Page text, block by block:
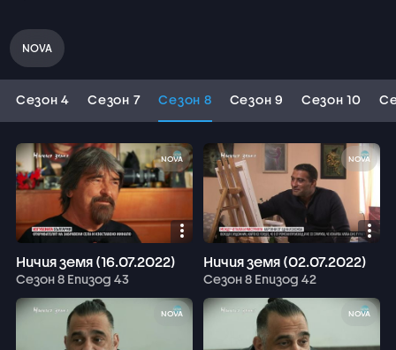
NOVA
Сезон 4 Сезон 7 Сезон 8 Сезон 9 Сезон 10
NOVA
Ничия земя (16.07.2022)
Сезон 8 Епизод 43
NOVA
Ничия земя (02.07.2022)
Сезон 8 Епизод 42
NOVA NOVA